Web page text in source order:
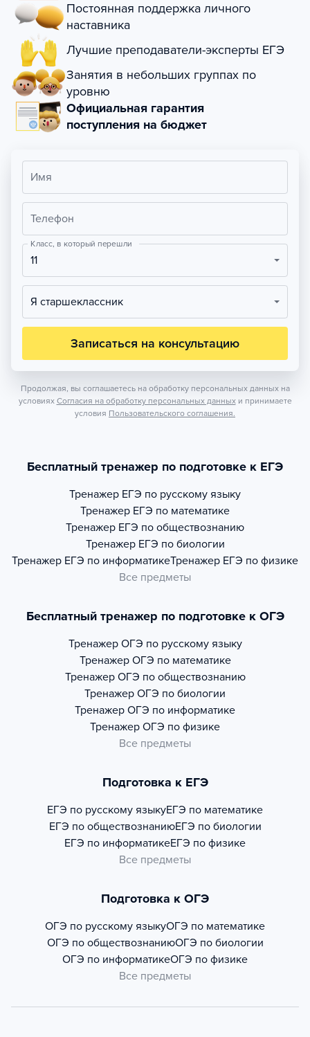
Постоянная поддержка личного
наставника
Лучшие преподаватели-эксперты ЕГЭ
Занятия в небольших группах по
уровню
Официальная гарантия
поступления на бюджет
Имя
Телефон
Класс, в который перешли
11
Я старшеклассник
Записаться на консультацию
Продолжая, вы соглашаетесь на обработку персональных данных на
условиях Согласия на обработку персональных данных и принимаете
условия Пользовательского соглашения.
Бесплатный тренажер по подготовке к ЕГЭ
Тренажер ЕГЭ по русскому языку
Тренажер ЕГЭ по математике
Тренажер ЕГЭ по обществознанию
Тренажер ЕГЭ по биологии
Тренажер ЕГЭ по информатикеТренажер ЕГЭ по физике
Все предметы
Бесплатный тренажер по подготовке к ОГЭ
Тренажер ОГЭ по русскому языку
Тренажер ОГЭ по математике
Тренажер ОГЭ по обществознанию
Тренажер ОГЭ по биологии
Тренажер ОГЭ по информатике
Тренажер ОГЭ по физике
Все предметы
Подготовка к ЕГЭ
ЕГЭ по русскому языкуЕГЭ по математике
ЕГЭ по обществознаниюЕГЭ по биологии
ЕГЭ по информатикеЕГЭ по физике
Все предметы
Подготовка к ОГЭ
ОГЭ по русскому языкуОГЭ по математике
ОГЭ по обществознаниюОГЭ по биологии
ОГЭ по информатикеОГЭ по физике
Все предметы